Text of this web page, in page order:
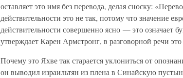
оставляет это имя без перевода, делая сноску:
действительности это не так, потому что значение
действительности совершенно ясно — это означает
утверждает Карен Армстронг, в разговорной речи это
Почему это Яхве так старается уклониться от
он выводил израильтян из плена в Синайскую